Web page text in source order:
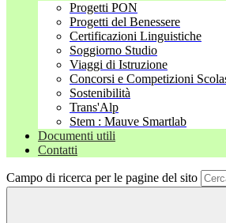
Progetti PON
Progetti del Benessere
Certificazioni Linguistiche
Soggiorno Studio
Viaggi di Istruzione
Concorsi e Competizioni
Sostenibilità
Trans'Alp
Stem : Mauve Smartlab
Documenti utili
Contatti
Campo di ricerca per le pagine del sito